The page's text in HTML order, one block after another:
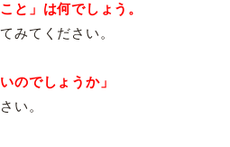
と」は何でしょう。
みてください。
のでしょうか」
さい。